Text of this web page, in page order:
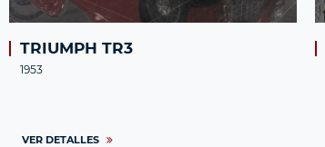
TRIUMPH TR3
1953
VER DETALLES